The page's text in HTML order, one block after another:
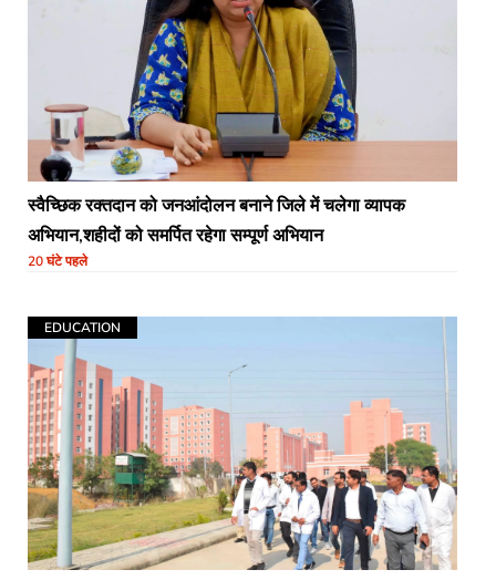
स्वैच्छिक रक्तदान को जनआंदोलन बनाने जिले में चलेगा व्यापक
अभियान,शहीदों को समर्पित रहेगा सम्पूर्ण अभियान
20 घंटे पहले
EDUCATION